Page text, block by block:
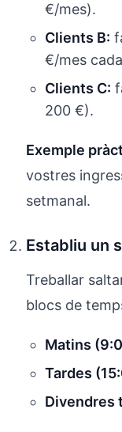
€/mes).
Clients B:
€/mes
Clients C:
200 €).
Exemple
vostres
setmanal.
Establiu un
Treballar
blocs de
Matins
Tardes
Divendres